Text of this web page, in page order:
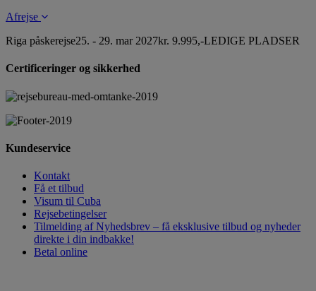
Afrejse
Riga påskerejse25. - 29. mar 2027kr. 9.995,-LEDIGE PLADSER
Certificeringer og sikkerhed
Kundeservice
Kontakt
Få et tilbud
Visum til Cuba
Rejsebetingelser
Tilmelding af Nyhedsbrev – få eksklusive tilbud og nyheder
direkte i din indbakke!
Betal online